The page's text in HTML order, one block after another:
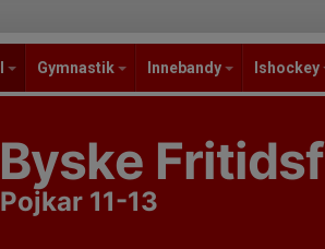
Gymnastik Innebandy Ishockey
Byske
Pojkar 11-13